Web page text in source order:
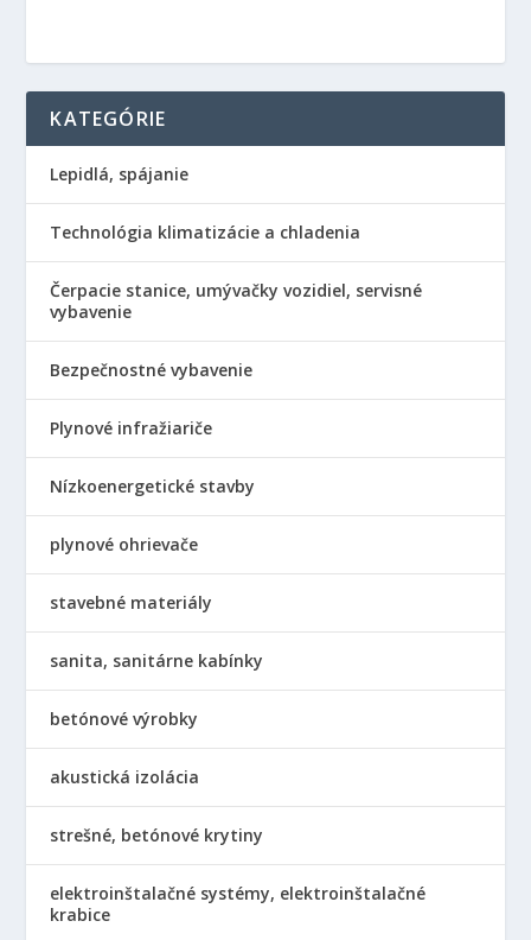
KATEGÓRIE
Lepidlá, spájanie
Technológia klimatizácie a chladenia
Čerpacie stanice, umývačky vozidiel, servisné
vybavenie
Bezpečnostné vybavenie
Plynové infražiariče
Nízkoenergetické stavby
plynové ohrievače
stavebné materiály
sanita, sanitárne kabínky
betónové výrobky
akustická izolácia
strešné, betónové krytiny
elektroinštalačné systémy, elektroinštalačné
krabice